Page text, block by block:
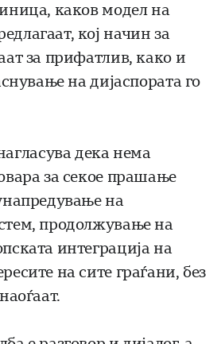
каков модел на
кој начин за
за прифатлив, како и
на дијаспората го
дека нема
за секое прашање
на
продолжување на
интеграција на
на сите граѓани, без